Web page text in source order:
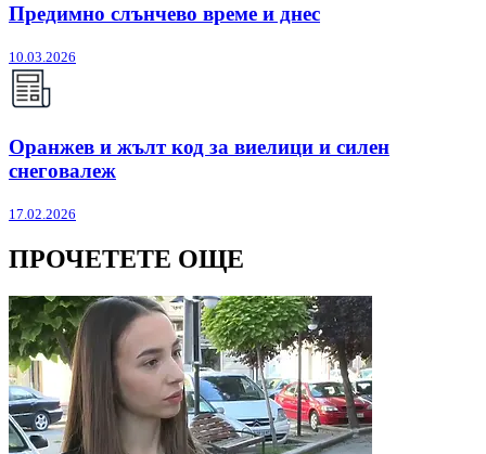
Предимно слънчево време и днес
10.03.2026
Оранжев и жълт код за виелици и силен
снеговалеж
17.02.2026
ПРОЧЕТЕТЕ ОЩЕ